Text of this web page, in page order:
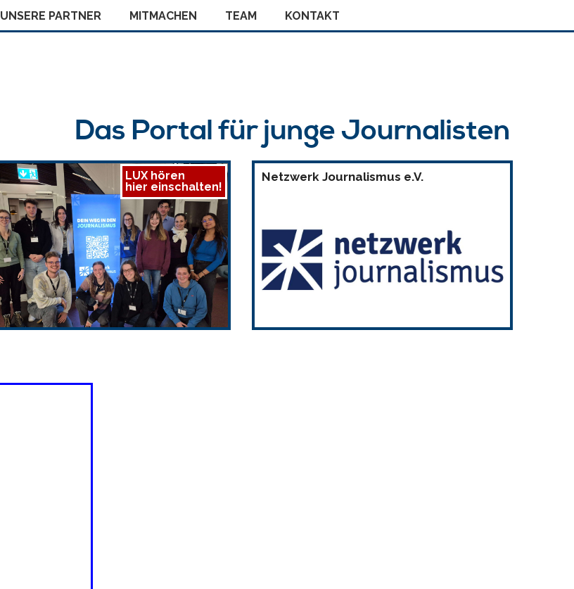
UNSERE PARTNER MITMACHEN TEAM KONTAKT
Das Portal für junge Journalisten
LUX hören
hier einschalten!
Netzwerk Journalismus e.V.